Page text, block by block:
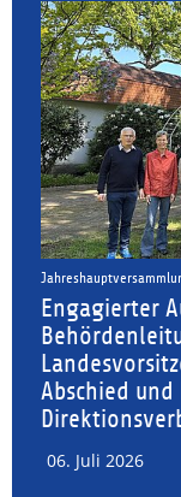
emotionaler